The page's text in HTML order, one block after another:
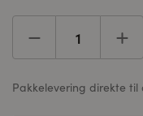
Pakkelevering direkte